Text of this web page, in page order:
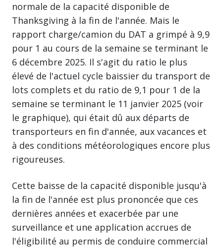
normale de la capacité disponible de
Thanksgiving à la fin de l'année. Mais le
rapport charge/camion du DAT a grimpé à 9,9
pour 1 au cours de la semaine se terminant le
6 décembre 2025. Il s'agit du ratio le plus
élevé de l'actuel cycle baissier du transport de
lots complets et du ratio de 9,1 pour 1 de la
semaine se terminant le 11 janvier 2025 (voir
le graphique), qui était dû aux départs de
transporteurs en fin d'année, aux vacances et
à des conditions météorologiques encore plus
rigoureuses.
Cette baisse de la capacité disponible jusqu'à
la fin de l'année est plus prononcée que ces
dernières années et exacerbée par une
surveillance et une application accrues de
l'éligibilité au permis de conduire commercial